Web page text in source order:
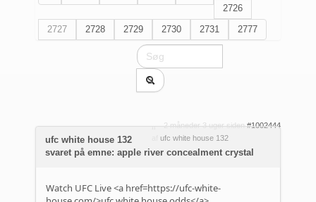
2726
2727
2728 2729 2730 2731 2777
2 måneder 3 uger siden #1002444
ufc white house 132
ufc white house 132
svaret på emne: apple river concealment crystal
Watch UFC Live <a href=https://ufc-white-